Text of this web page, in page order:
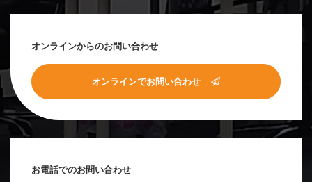
オンラインからのお問い合わせ
オンラインでお問い合わせ
お電話でのお問い合わせ